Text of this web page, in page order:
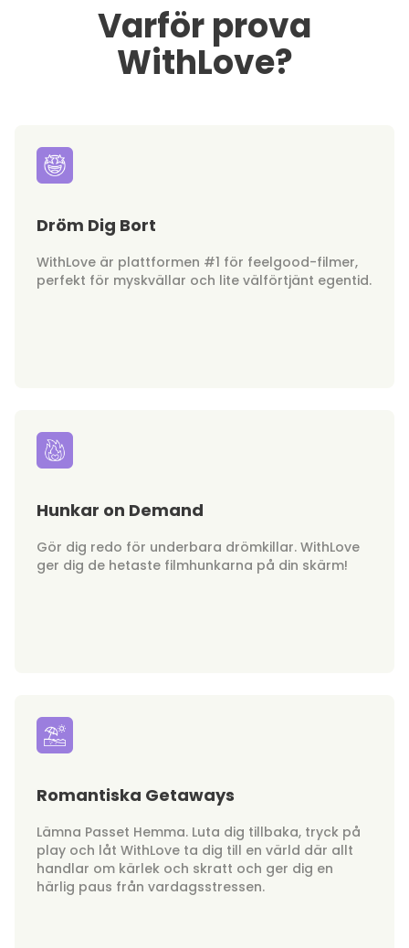
Varför prova
WithLove?
Dröm Dig Bort
WithLove är plattformen #1 för feelgood-filmer,
perfekt för myskvällar och lite välförtjänt egentid.
Hunkar on Demand
Gör dig redo för underbara drömkillar. WithLove
ger dig de hetaste filmhunkarna på din skärm!
Romantiska Getaways
Lämna Passet Hemma. Luta dig tillbaka, tryck på
play och låt WithLove ta dig till en värld där allt
handlar om kärlek och skratt och ger dig en
härlig paus från vardagsstressen.